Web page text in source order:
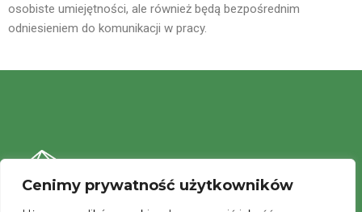
Cenimy prywatność użytkowników
osobiste umiejętności, ale również będą bezpośrednim
odniesieniem do komunikacji w pracy.